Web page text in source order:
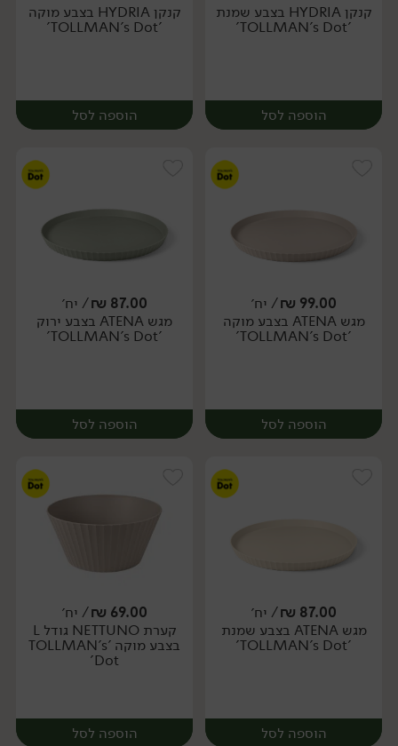
יח׳ יח׳
קנקן HYDRIA בצבע שמנת
'TOLLMAN's Dot'
הוספה לסל
יח׳
קנקן HYDRIA בצבע מוקה
'TOLLMAN's Dot'
הוספה לסל
יח׳
99.00
₪/ יח׳
מגש ATENA בצבע מוקה
'TOLLMAN's Dot'
הוספה לסל
יח׳
87.00
₪/ יח׳
מגש ATENA בצבע ירוק
'TOLLMAN's Dot'
הוספה לסל
יח׳
87.00
₪/ יח׳
מגש ATENA בצבע שמנת
'TOLLMAN's Dot'
הוספה לסל
69.00
₪/ יח׳
קערת NETTUNO גודל L
בצבע מוקה 'TOLLMAN's
Dot'
הוספה לסל